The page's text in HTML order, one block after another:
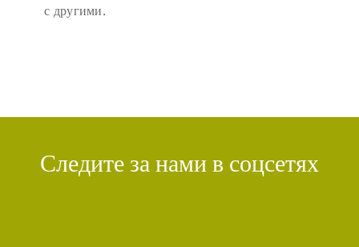
с другими.
Следите за нами в соцсетях